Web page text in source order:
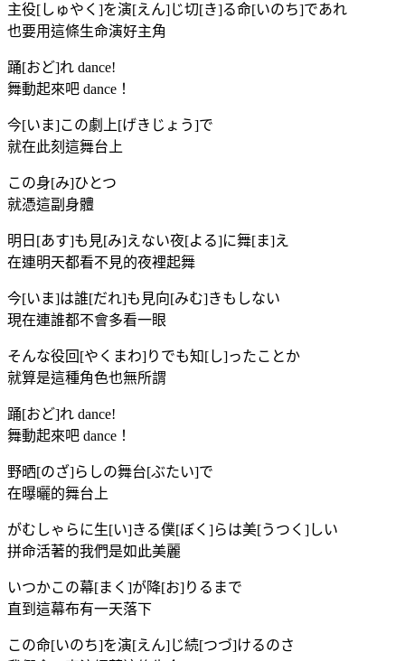
主役[しゅやく]を演[えん]じ切[き]る命[いのち]であれ
也要用這條生命演好主角
踊[おど]れ dance!
舞動起來吧 dance！
今[いま]この劇上[げきじょう]で
就在此刻這舞台上
この身[み]ひとつ
就憑這副身體
明日[あす]も見[み]えない夜[よる]に舞[ま]え
在連明天都看不見的夜裡起舞
今[いま]は誰[だれ]も見向[みむ]きもしない
現在連誰都不會多看一眼
そんな役回[やくまわ]りでも知[し]ったことか
就算是這種角色也無所謂
踊[おど]れ dance!
舞動起來吧 dance！
野晒[のざ]らしの舞台[ぶたい]で
在曝曬的舞台上
がむしゃらに生[い]きる僕[ぼく]らは美[うつく]しい
拼命活著的我們是如此美麗
いつかこの幕[まく]が降[お]りるまで
直到這幕布有一天落下
この命[いのち]を演[えん]じ続[つづ]けるのさ